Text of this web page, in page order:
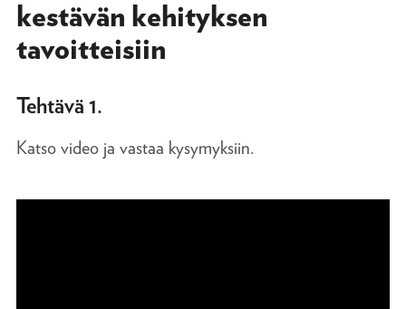
kestävän kehityksen
tavoitteisiin
Tehtävä 1.
Katso video ja vastaa kysymyksiin.